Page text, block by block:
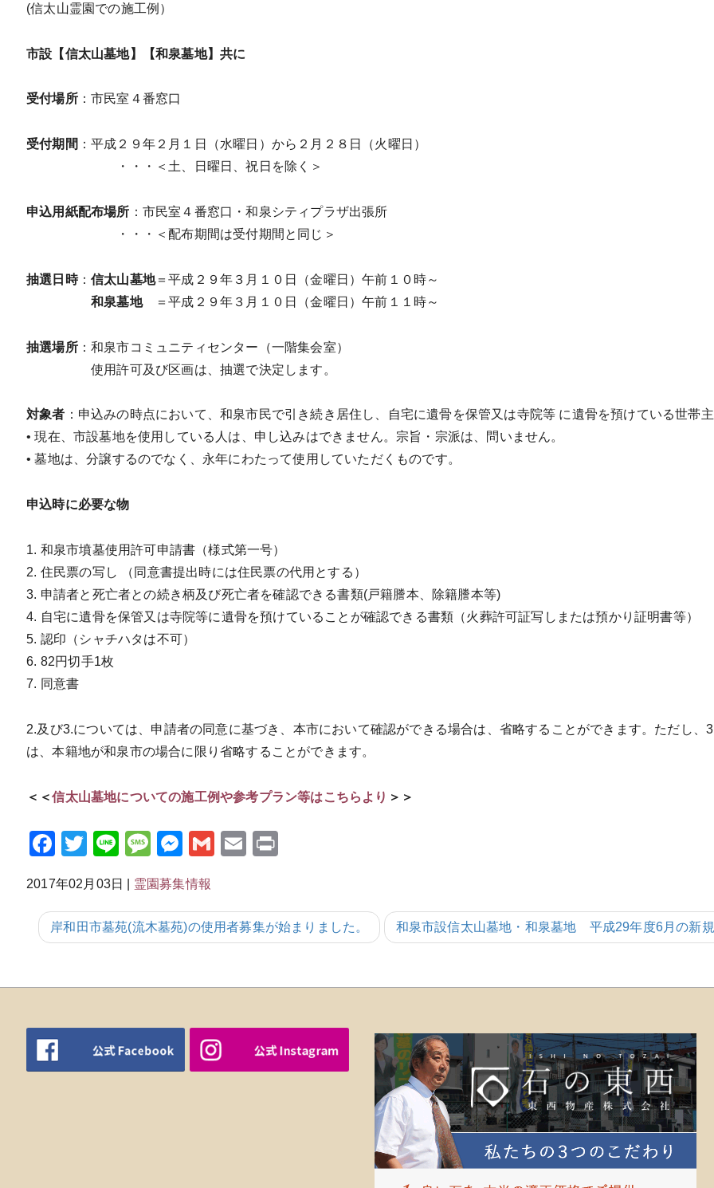
(信太山霊園での施工例）
市設【信太山墓地】【和泉墓地】共に
受付場所：市民室４番窓口
受付期間 ：平成２９年２月１日（水曜日）から２月２８日（火曜日）
・・・＜土、日曜日、祝日を除く＞
申込用紙配布場所 ：市民室４番窓口・和泉シティプラザ出張所
・・・＜配布期間は受付期間と同じ＞
抽選日時：信太山墓地＝平成２９年３月１０日（金曜日）午前１０時～
和泉墓地＝平成２９年３月１０日（金曜日）午前１１時～
抽選場所：和泉市コミュニティセンター（一階集会室）
使用許可及び区画は、抽選で決定します。
対象者 ：申込みの時点において、和泉市民で引き続き居住し、自宅に遺骨を保管又は寺院等 に遺骨を預けている世帯主
• 現在、市設墓地を使用している人は、申し込みはできません。宗旨・宗派は、問いません。
• 墓地は、分譲するのでなく、永年にわたって使用していただくものです。
申込時に必要な物
和泉市墳墓使用許可申請書（様式第一号）
住民票の写し （同意書提出時には住民票の代用とする）
申請者と死亡者との続き柄及び死亡者を確認できる書類(戸籍謄本、除籍謄本等)
自宅に遺骨を保管又は寺院等に遺骨を預けていることが確認できる書類（火葬許可証写しまたは預かり証明書等）
認印（シャチハタは不可）
82円切手1枚
同意書
2.及び3.については、申請者の同意に基づき、本市において確認ができる場合は、省略することができます。ただし、
は、本籍地が和泉市の場合に限り省略することができます。
＜＜信太山墓地についての施工例や参考プラン等はこちらより ＞＞
Facebook
Twitter
LineMessage
Messenger
GmailEmail
2017年02月03日 霊園募集情報
岸和田市墓苑(流木墓苑)の使用者募集が始まりました。 和泉市設信太山墓地・和泉墓地 平成29年度6月の新